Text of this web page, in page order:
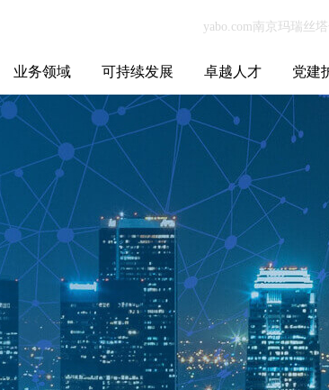
业务领域
智能电网
智慧能源
智慧城市
可持续发展
ESG报告
招标信息
卓越人才
人才理念
职业成长
校园招聘
社会招聘
博士后工作站
招聘动态
党建